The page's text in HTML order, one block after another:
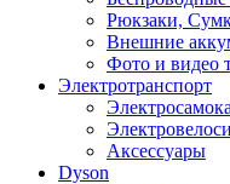
Рюкзаки,
Внешние
Фото и видео
Электротранспорт
Аксессуары
Dyson